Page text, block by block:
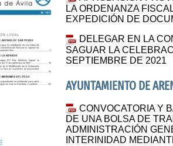
LA ORDENANZA
EXPEDICIÓN DE
DELEGAR EN LA
SAGUAR LA
SEPTIEMBRE DE 2021
AYUNTAMIENTO DE
CONVOCATORIA Y
DE UNA BOLSA DE
ADMINISTRACIÓN
INTERINIDAD